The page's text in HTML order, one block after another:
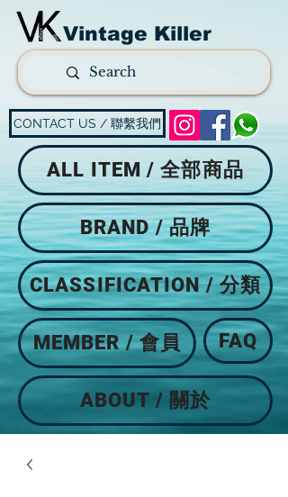
Vintage Killer
CONTACT US / 聯繫我們
ALL ITEM / 全部商品
BRAND / 品牌
CLASSIFICATION / 分類
MEMBER / 會員 FAQ
ABOUT / 關於